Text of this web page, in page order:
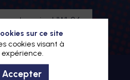
HWL26
à HWL26
sur ce site
cookies visant à
Accepter